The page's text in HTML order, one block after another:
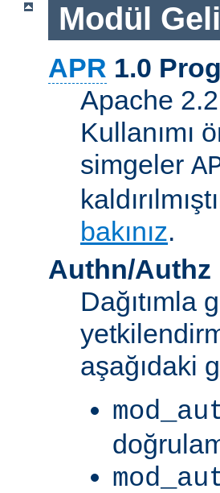
Modül
APR 1.0
Apache
Kullanımı
simgeler
bakınız.
Authn/Authz
Dağıtımla
aşağıdaki